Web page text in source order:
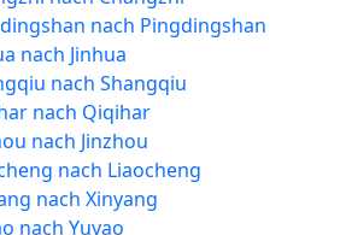
nach Pingdingshan
nach Jinhua
nach Shangqiu
nach Qiqihar
nach Jinzhou
nach Liaocheng
nach Xinyang
nach Yuyao